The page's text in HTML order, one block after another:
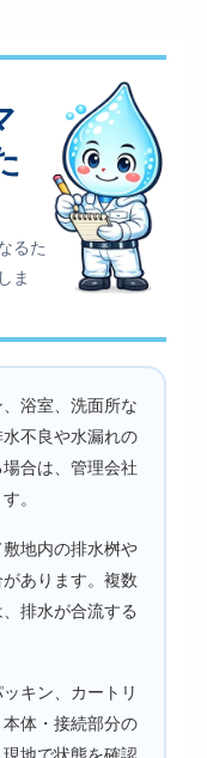
るた
ま
浴室、洗面所な
不良や水漏れの
合は、管理会社
。
地内の排水桝や
あります。複数
排水が合流する
キン、カートリ
体・接続部分の